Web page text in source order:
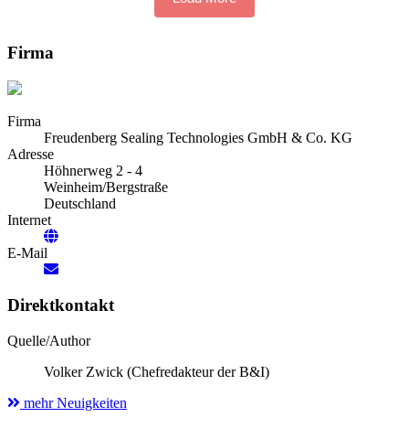
Firma
Firma
Freudenberg Sealing Technologies GmbH & Co. KG
Adresse
Höhnerweg 2 - 4
Weinheim/Bergstraße
Deutschland
Internet
E-Mail
Direktkontakt
Quelle/Author
Volker Zwick (Chefredakteur der B&I)
mehr Neuigkeiten